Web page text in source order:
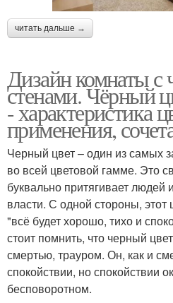
читать дальше →
Дизайн комнаты с
стенами. Чёрный
- характеристика
применения,
Черный цвет – один из самых
во всей цветовой гамме. Это
буквально притягивает людей
власти. С одной стороны, этот
"всё будет хорошо, тихо и
стоит помнить, что черный
смертью, трауром. Он, как и
спокойствии, но спокойствии
бесповоротном.